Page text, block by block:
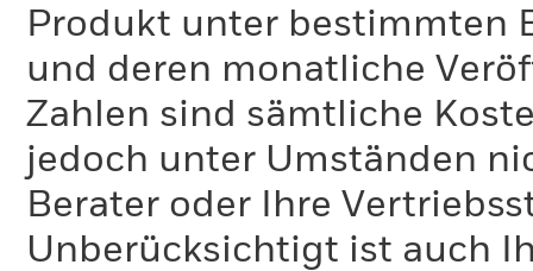
Produkt unter bestimmten
und deren monatliche
Zahlen sind sämtliche
jedoch unter Umständen
Berater oder Ihre
Unberücksichtigt ist auch